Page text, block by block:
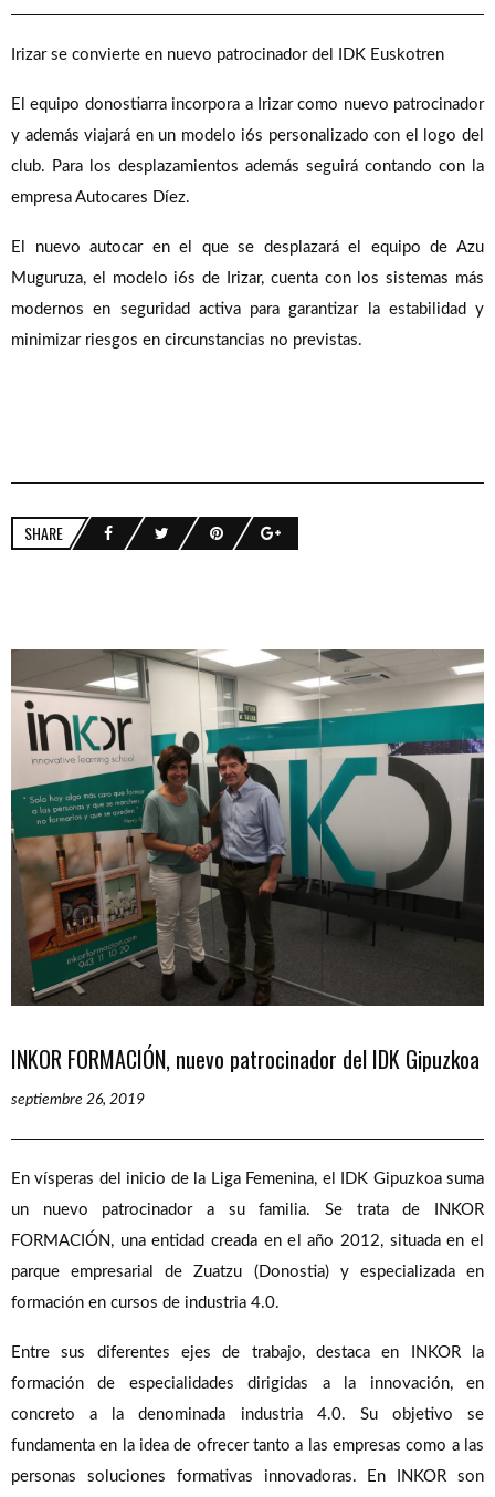
Irizar se convierte en nuevo patrocinador del IDK Euskotren
El equipo donostiarra incorpora a Irizar como nuevo patrocinador
y además viajará en un modelo i6s personalizado con el logo del
club. Para los desplazamientos además seguirá contando con la
empresa Autocares Díez.
El nuevo autocar en el que se desplazará el equipo de Azu
Muguruza, el modelo i6s de Irizar, cuenta con los sistemas más
modernos en seguridad activa para garantizar la estabilidad y
minimizar riesgos en circunstancias no previstas.
SHARE
INKOR FORMACIÓN, nuevo patrocinador del IDK Gipuzkoa
septiembre 26, 2019
En vísperas del inicio de la Liga Femenina, el IDK Gipuzkoa suma
un nuevo patrocinador a su familia. Se trata de INKOR
FORMACIÓN, una entidad creada en el año 2012, situada en el
parque empresarial de Zuatzu (Donostia) y especializada en
formación en cursos de industria 4.0.
Entre sus diferentes ejes de trabajo, destaca en INKOR la
formación de especialidades dirigidas a la innovación, en
concreto a la denominada industria 4.0. Su objetivo se
fundamenta en la idea de ofrecer tanto a las empresas como a las
personas soluciones formativas innovadoras. En INKOR son